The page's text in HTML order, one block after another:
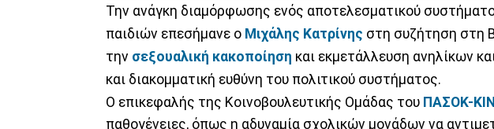
Την ανάγκη διαμόρφωσης ενός αποτελεσματικού
παιδιών επεσήμανε ο Μιχάλης Κατρίνης στη συζήτηση στη
την σεξουαλική κακοποίηση και εκμετάλλευση ανηλίκων
και διακομματική ευθύνη του πολιτικού συστήματος.
Ο επικεφαλής της Κοινοβουλευτικής Ομάδας του ΠΑΣΟΚ-
παθογένειες, όπως η αδυναμία σχολικών μονάδων να